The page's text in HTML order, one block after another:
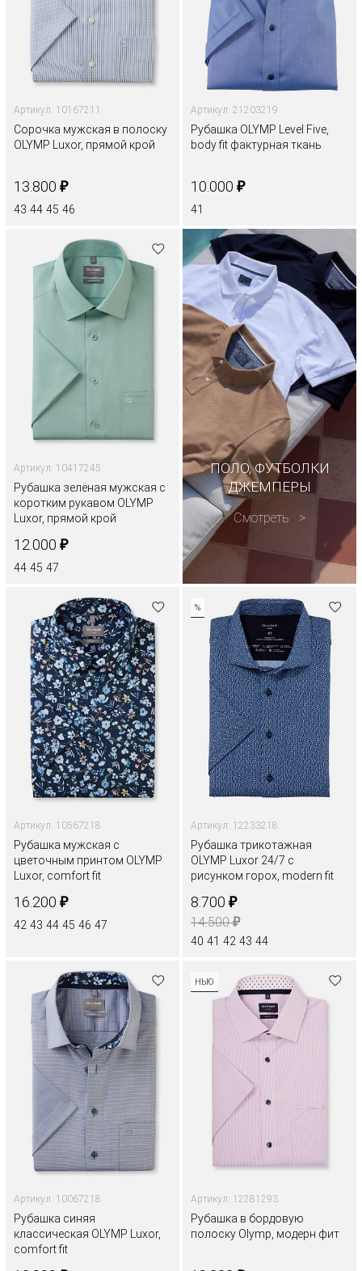
Артикул: 10167211
Сорочка мужская в полоску
OLYMP Luxor, прямой крой
13.800 ₽
43 44 45 46
Артикул: 21203219
Рубашка OLYMP Level Five,
body fit фактурная ткань
10.000 ₽
41
Артикул: 10417245
Рубашка зелёная мужская с
коротким рукавом OLYMP
Luxor, прямой крой
12.000 ₽
44 45 47
ПОЛО, ФУТБОЛКИ
ДЖЕМПЕРЫ
Смотреть
Артикул: 10567218
Рубашка мужская с
цветочным принтом OLYMP
Luxor, comfort fit
16.200 ₽
42 43 44 45 46 47
%
Артикул: 12233218
Рубашка трикотажная
OLYMP Luxor 24/7 с
рисунком горох, modern fit
8.700 ₽
14.500₽
40 41 42 43 44
Артикул: 10067218
Рубашка синяя
классическая OLYMP Luxor,
comfort fit
НЬЮ
Артикул: 12281293
Рубашка в бордовую
полоску Olymp, модерн фит